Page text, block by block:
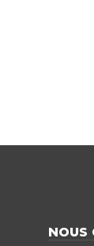
NOUS